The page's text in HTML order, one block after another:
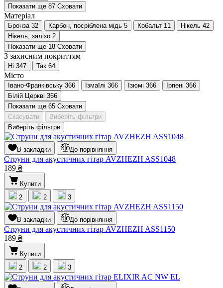
Показати ще 87 Сховати
Матеріал
Бронза 32 Карбон, посріблена мідь 5 Кобальт 11 Нікель 42
Нікель, залізо 2
Показати ще 18 Сховати
З захисним покриттям
Ні 347 Так 64
Місто
Івано-Франківську 366 Ізмаїлі 366 Ізюмі 366 Ірпені 366
Білій Церкві 366
Показати ще 65 Сховати
Скасувати
Виберіть фільтри
Виберіть фільтри
В закладки До порівняння
Струни для акустичних гітар AVZHEZH ASS1048
189 ₴
Купити
2
2 3
В закладки До порівняння
Струни для акустичних гітар AVZHEZH ASS1150
189 ₴
Купити
2
2 3